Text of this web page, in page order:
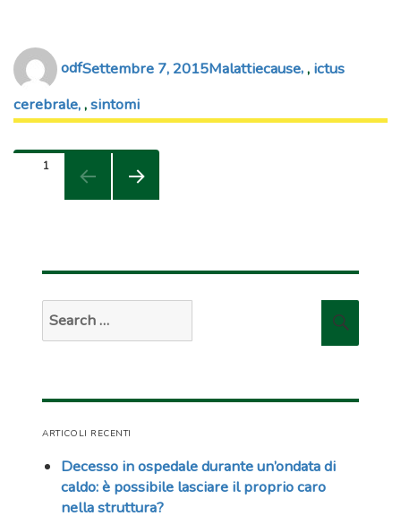
Author
odf
Posted
on
Settembre 7, 2015Malattiecause , ictus
cerebrale ,sintomi
Paginazione
degli
1
Search
for:
ARTICOLI RECENTI
Decesso in ospedale durante un’ondata di
caldo: è possibile lasciare il proprio caro
nella struttura?